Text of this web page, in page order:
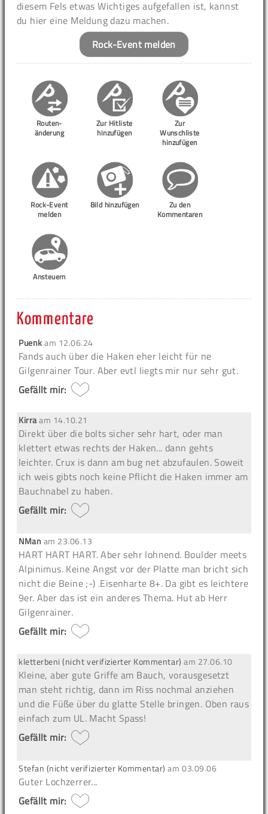
diesem Fels etwas Wichtiges aufgefallen ist, kannst
du hier eine Meldung dazu machen.
Rock-Event melden
Routen-
änderung
Zur Hitliste
hinzufügen
Zur
Wunschliste
hinzufügen
Rock-Event
melden
Bild hinzufügen
Zu den
Kommentaren
Ansteuern
Kommentare
Puenkam 12.06.24
Fands auch über die Haken eher leicht für ne
Gilgenrainer Tour. Aber evtl liegts mir nur sehr gut.
Gefällt mir:
Kirraam 14.10.21
Direkt über die bolts sicher sehr hart, oder man
klettert etwas rechts der Haken... dann gehts
leichter. Crux is dann am bug net abzufaulen. Soweit
ich weis gibts noch keine Pflicht die Haken immer am
Bauchnabel zu haben.
Gefällt mir:
NManam 23.06.13
HART HART HART. Aber sehr lohnend. Boulder meets
Alpinimus. Keine Angst vor der Platte man bricht sich
nicht die Beine ;-) .Eisenharte 8+. Da gibt es leichtere
9er. Aber das ist ein anderes Thema. Hut ab Herr
Gilgenrainer.
Gefällt mir:
kletterbeni (nicht verifizierter Kommentar) am 27.06.10
Kleine, aber gute Griffe am Bauch, vorausgesetzt
man steht richtig, dann im Riss nochmal anziehen
und die Füße über du glatte Stelle bringen. Oben raus
einfach zum UL. Macht Spass!
Gefällt mir:
Stefan (nicht verifizierter Kommentar) am03.09.06
Guter Lochzerrer...
Gefällt mir: